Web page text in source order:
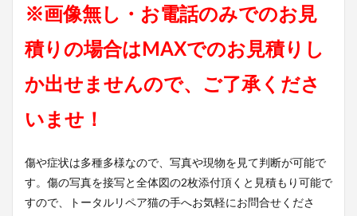
※画像無し・お電話のみでのお見
積りの場合はMAXでのお見積りし
か出せませんので、ご了承くださ
いませ！
傷や症状は多種多様なので、写真や現物を見て判断が可能で
す。傷の写真を接写と全体図の2枚添付頂くと見積もり可能で
すので、トータルリペア猫の手へお気軽にお問合せくださ